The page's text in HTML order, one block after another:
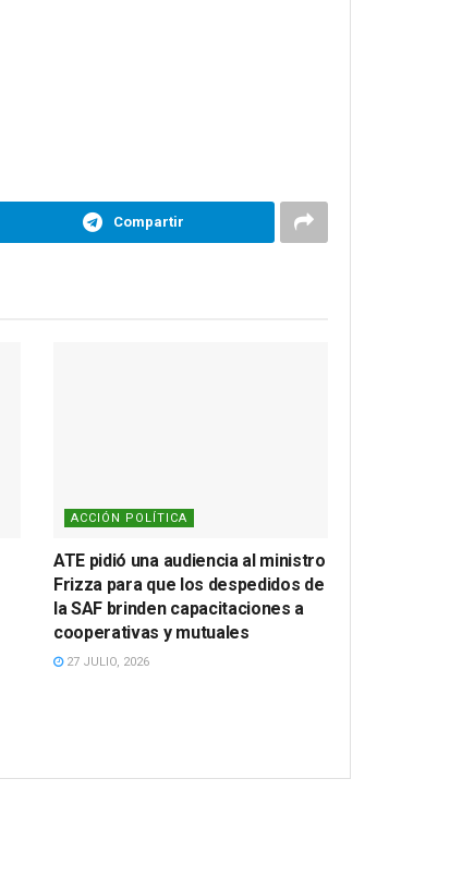
Compartir
ACCIÓN POLÍTICA
ATE pidió una audiencia al ministro
Frizza para que los despedidos de
la SAF brinden capacitaciones a
cooperativas y mutuales
27 JULIO, 2026